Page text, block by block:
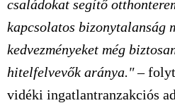
családokat segítő
kapcsolatos bizonytalanság
kedvezményeket még
hitelfelvevők aránya."–
vidéki ingatlantranzakciós